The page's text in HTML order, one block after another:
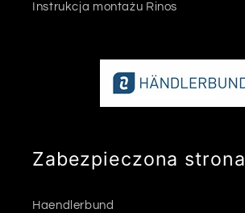
Instrukcja montażu Rinos
Zabezpieczona strona
Haendlerbund